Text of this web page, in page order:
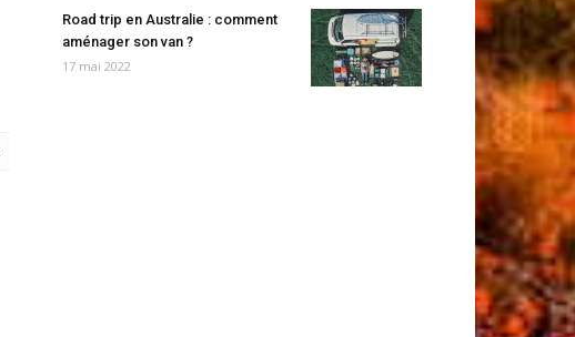
Road trip en Australie : comment
aménager son van ?
17 mai 2022